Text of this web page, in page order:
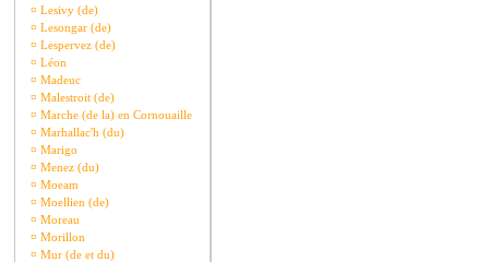
¤ Lesivy (de)
¤ Lesongar (de)
¤ Lespervez (de)
¤ Léon
¤ Madeuc
¤ Malestroit (de)
¤ Marche (de la) en Cornouaille
¤ Marhallac'h (du)
¤ Marigo
¤ Menez (du)
¤ Moeam
¤ Moellien (de)
¤ Moreau
¤ Morillon
¤ Mur (de et du)